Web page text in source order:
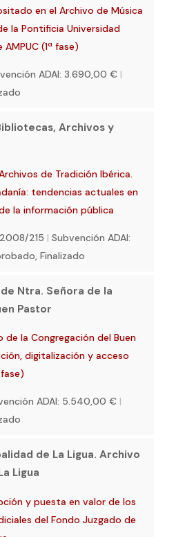
en el Archivo de Música
la Pontificia Universidad
(1ª fase)
ADAI: 3.690,00 € |
Archivos y
de Tradición Ibérica.
tendencias actuales en
la información pública
215 | Subvención ADAI:
Finalizado
Ntra. Señora de la
Pastor
de la Congregación del Buen
digitalización y acceso
ADAI: 5.540,00 € |
de La Ligua. Archivo
Ligua
y puesta en valor de los
del Fondo Juzgado de